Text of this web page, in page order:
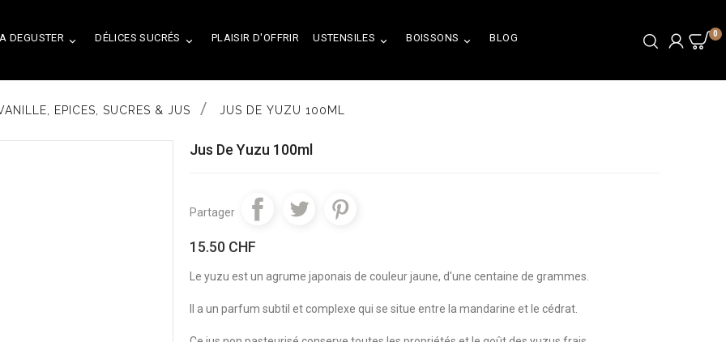
0

A DEGUSTER 
DÉLICES SUCRÉS PLAISIR D'OFFRIR 
USTENSILES 
BOISSONS BLOG
EPICES, SUCRES & JUS JUS DE YUZU 100ML
Jus De Yuzu 100ml
Partager
15.50 CHF
Le yuzu est un agrume japonais de couleur jaune, d'une centaine de grammes.
Il a un parfum subtil et complexe qui se situe entre la mandarine et le cédrat.